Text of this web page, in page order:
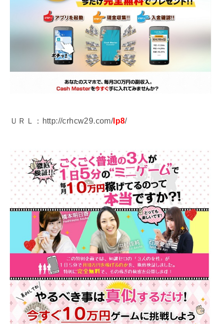
ＵＲＬ：http://crhcw29.com/lp8/